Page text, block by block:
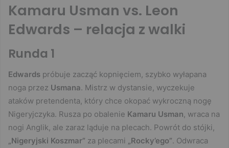
Kamaru Usman vs. Leon
Edwards – relacja z walki
Runda 1
Edwards próbuje zacząć kopnięciem, szybko wyłapana
noga przez Usmana. Mistrz w dystansie, wyczekuje
ataków pretendenta, który chce okopać wykroczną nogę
Nigeryjczyka. Rusza po obalenie Kamaru Usman, wraca na
nogi Anglik, ale zaraz ląduje na plecach. Powrót do stójki,
„Nigeryjski Koszmar” za plecami „Rocky’ego”. Odwraca